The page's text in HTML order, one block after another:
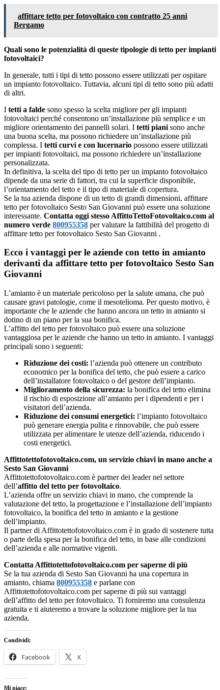
affittare tetto per fotovoltaico con contratto 25 anni
Bergamo
Quali sono le potenzialità di queste tipologie di tetto per impianti
fotovoltaici?
In generale, tutti i tipi di tetto possono essere utilizzati per ospitare
un impianto fotovoltaico. Tuttavia, alcuni tipi di tetto sono più adatti
di altri.
I tetti a falde sono spesso la scelta migliore per gli impianti
fotovoltaici perché consentono un’installazione più semplice e un
migliore orientamento dei pannelli solari. I tetti piani sono anche
una buona scelta, ma possono richiedere un’installazione più
complessa. I tetti curvi e con lucernario possono essere utilizzati
per impianti fotovoltaici, ma possono richiedere un’installazione
personalizzata.
In definitiva, la scelta del tipo di tetto per un impianto fotovoltaico
dipende da una serie di fattori, tra cui la superficie disponibile,
l’orientamento del tetto e il tipo di materiale di copertura.
Se la tua azienda dispone di un tetto di grandi dimensioni, affittare
tetto per fotovoltaico Sesto San Giovanni può essere una soluzione
interessante. Contatta oggi stesso AffittoTettoFotovoltaico.com al
numero verde 800955358 per valutare la fattibilità del progetto di
affittare tetto per fotovoltaico Sesto San Giovanni .
Ecco i vantaggi per le aziende con tetto in amianto
derivanti da affittare tetto per fotovoltaico Sesto San
Giovanni
L’amianto è un materiale pericoloso per la salute umana, che può
causare gravi patologie, come il mesotelioma. Per questo motivo, è
importante che le aziende che hanno ancora un tetto in amianto si
dotino di un piano per la sua bonifica.
L’affitto del tetto per fotovoltaico può essere una soluzione
vantaggiosa per le aziende che hanno un tetto in amianto. I vantaggi
principali sono i seguenti:
Riduzione dei costi: l’azienda può ottenere un contributo
economico per la bonifica del tetto, che può essere a carico
dell’installatore fotovoltaico o del gestore dell’impianto.
Miglioramento della sicurezza: la bonifica del tetto elimina
il rischio di esposizione all’amianto per i dipendenti e per i
visitatori dell’azienda.
Riduzione dei consumi energetici: l’impianto fotovoltaico
può generare energia pulita e rinnovabile, che può essere
utilizzata per alimentare le utenze dell’azienda, riducendo i
costi energetici.
Affittotettofotovoltaico.com, un servizio chiavi in mano anche a
Sesto San Giovanni
Affittotettofotovoltaico.com è partner dei leader nel settore
dell’affitto del tetto per fotovoltaico.
L’azienda offre un servizio chiavi in mano, che comprende la
valutazione del tetto, la progettazione e l’installazione dell’impianto
fotovoltaico, la bonifica del tetto in amianto e la gestione
dell’impianto.
Il partner di Affittotettofotovoltaico.com è in grado di sostenere tutta
o parte della spesa per la bonifica del tetto, in base alle condizioni
dell’azienda e alle normative vigenti.
Contatta Affittotettofotovoltaico.com per saperne di più
Se la tua azienda di Sesto San Giovanni ha una copertura in
amianto, chiama 800955358 e parlane con
Affittotettofotovoltaico.com per saperne di più sui vantaggi
dell’affitto del tetto per fotovoltaico. Ti forniremo una consulenza
gratuita e ti aiuteremo a trovare la soluzione migliore per la tua
azienda.
Condividi:
Facebook X
Mi piace: